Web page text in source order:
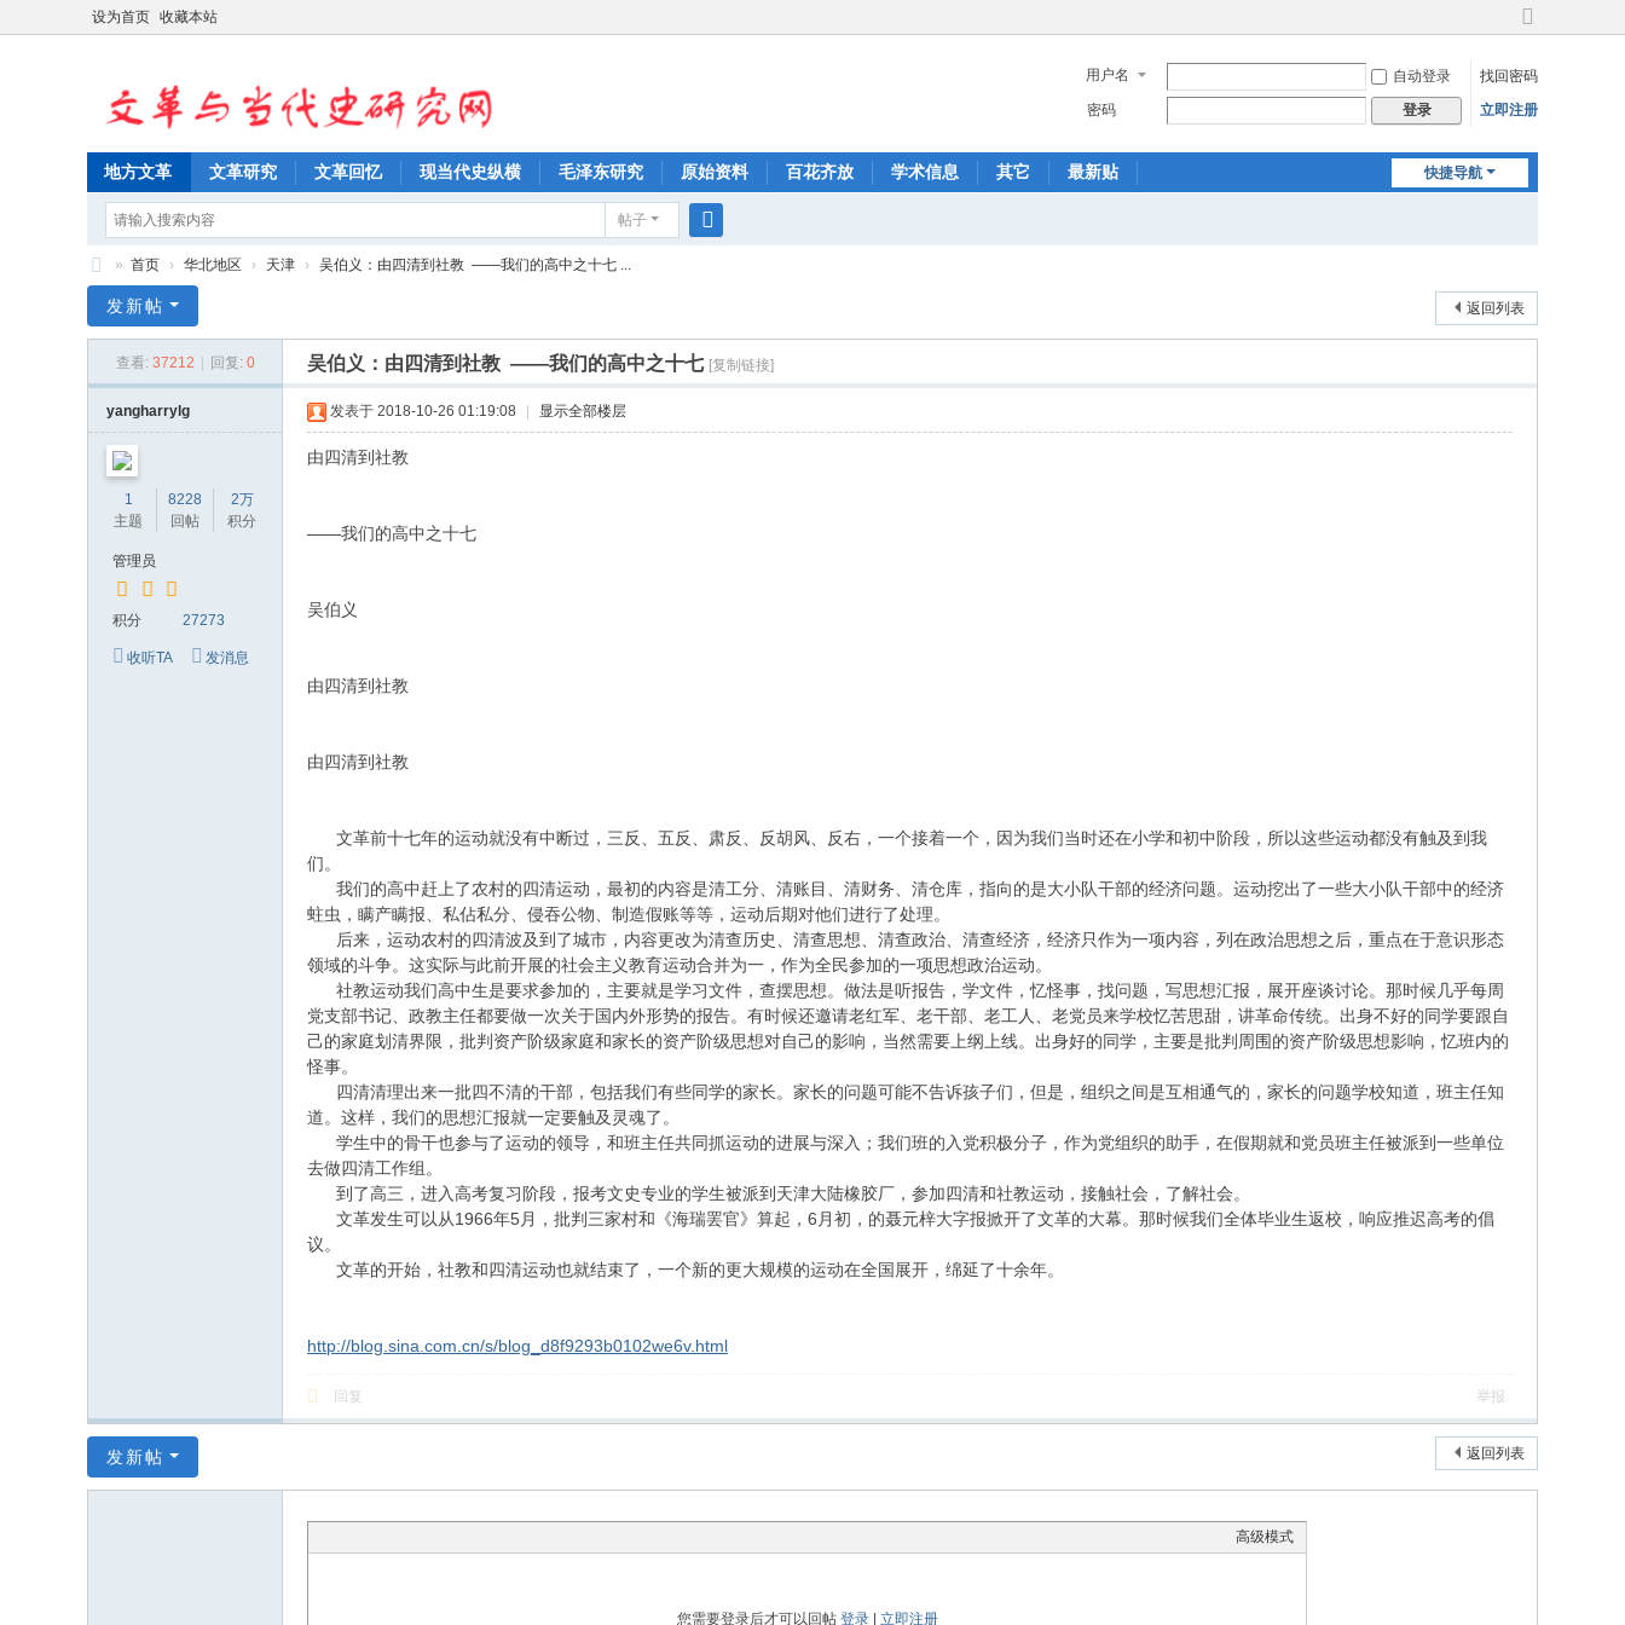
设为首页 收藏本站
切
到
宽
用户名 自动登录
找回密码
密码
登录 立即注册
快捷导航
地方文革 文革研究 文革回忆 现当代史纵横 毛泽东研究 原始资料 百花齐放 学术信息 其它 最新贴
帖子
革
» 首页 › 华北地区 › 天津 › 吴伯义：由四清到社教 ——我们的高中之十七 ...
返回列表
发新帖
查看: 37212 回复: 0 吴伯义：由四清到社教 ——我们的高中之十七 [复制链接]
yangharrylg
1
主题
8228
回帖
2万
积分
管理员
积分 27273
收听TA 发消息
发表于 2018-10-26 01:19:08 显示全部楼层
由四清到社教
——我们的高中之十七
吴伯义
由四清到社教
由四清到社教
文革前十七年的运动就没有中断过，三反、五反、肃反、反胡风、反右，一个接着一个，因为我们当时还在小学和初中阶段，所以这些运动都没有触及到我
们。
我们的高中赶上了农村的四清运动，最初的内容是清工分、清账目、清财务、清仓库，指向的是大小队干部的经济问题。运动挖出了一些大小队干部中的经济
蛀虫，瞒产瞒报、私佔私分、侵吞公物、制造假账等等，运动后期对他们进行了处理。
后来，运动农村的四清波及到了城市，内容更改为清查历史、清查思想、清查政治、清查经济，经济只作为一项内容，列在政治思想之后，重点在于意识形态
领域的斗争。这实际与此前开展的社会主义教育运动合并为一，作为全民参加的一项思想政治运动。
社教运动我们高中生是要求参加的，主要就是学习文件，查摆思想。做法是听报告，学文件，忆怪事，找问题，写思想汇报，展开座谈讨论。那时候几乎每周
党支部书记、政教主任都要做一次关于国内外形势的报告。有时候还邀请老红军、老干部、老工人、老党员来学校忆苦思甜，讲革命传统。出身不好的同学要跟自
己的家庭划清界限，批判资产阶级家庭和家长的资产阶级思想对自己的影响，当然需要上纲上线。出身好的同学，主要是批判周围的资产阶级思想影响，忆班内的
怪事。
四清清理出来一批四不清的干部，包括我们有些同学的家长。家长的问题可能不告诉孩子们，但是，组织之间是互相通气的，家长的问题学校知道，班主任知
道。这样，我们的思想汇报就一定要触及灵魂了。
学生中的骨干也参与了运动的领导，和班主任共同抓运动的进展与深入；我们班的入党积极分子，作为党组织的助手，在假期就和党员班主任被派到一些单位
去做四清工作组。
到了高三，进入高考复习阶段，报考文史专业的学生被派到天津大陆橡胶厂，参加四清和社教运动，接触社会，了解社会。
文革发生可以从1966年5月，批判三家村和《海瑞罢官》算起，6月初，的聂元梓大字报掀开了文革的大幕。那时候我们全体毕业生返校，响应推迟高考的倡
议。
文革的开始，社教和四清运动也就结束了，一个新的更大规模的运动在全国展开，绵延了十余年。
http://blog.sina.com.cn/s/blog_d8f9293b0102we6v.html
回复 举报
返回列表
发新帖
高级模式
您需要登录后才可以回帖 登录| 立即注册